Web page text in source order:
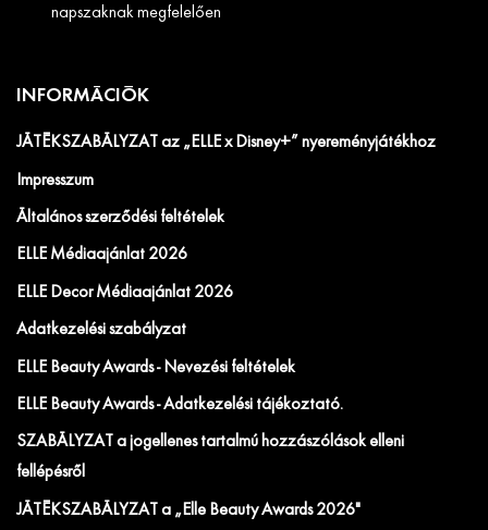
napszaknak megfelelően
INFORMÁCIÓK
JÁTÉKSZABÁLYZAT az „ELLE x Disney+” nyereményjátékhoz
Impresszum
Általános szerződési feltételek
ELLE Médiaajánlat 2026
ELLE Decor Médiaajánlat 2026
Adatkezelési szabályzat
ELLE Beauty Awards - Nevezési feltételek
ELLE Beauty Awards - Adatkezelési tájékoztató.
SZABÁLYZAT a jogellenes tartalmú hozzászólások elleni
fellépésről
JÁTÉKSZABÁLYZAT a „Elle Beauty Awards 2026"